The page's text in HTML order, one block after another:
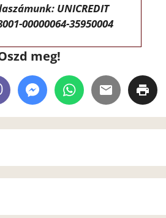
UNICREDIT
00000064-35950004
meg!